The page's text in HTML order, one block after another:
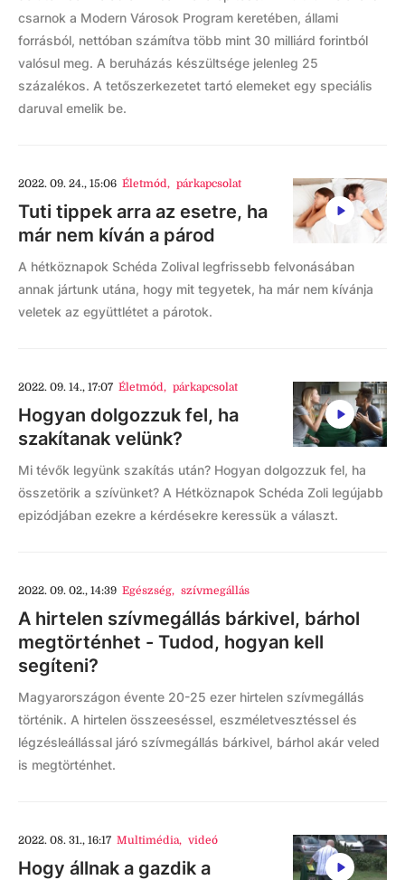
csarnok a Modern Városok Program keretében, állami
forrásból, nettóban számítva több mint 30 milliárd forintból
valósul meg. A beruházás készültsége jelenleg 25
százalékos. A tetőszerkezetet tartó elemeket egy speciális
daruval emelik be.
2022. 09. 24., 15:06 Életmód, párkapcsolat
Tuti tippek arra az esetre, ha
már nem kíván a párod
A hétköznapok Schéda Zolival legfrissebb felvonásában
annak jártunk utána, hogy mit tegyetek, ha már nem kívánja
veletek az együttlétet a párotok.
2022. 09. 14., 17:07 Életmód, párkapcsolat
Hogyan dolgozzuk fel, ha
szakítanak velünk?
Mi tévők legyünk szakítás után? Hogyan dolgozzuk fel, ha
összetörik a szívünket? A Hétköznapok Schéda Zoli legújabb
epizódjában ezekre a kérdésekre keressük a választ.
2022. 09. 02., 14:39 Egészség, szívmegállás
A hirtelen szívmegállás bárkivel, bárhol
megtörténhet - Tudod, hogyan kell
segíteni?
Magyarországon évente 20-25 ezer hirtelen szívmegállás
történik. A hirtelen összeeséssel, eszméletvesztéssel és
légzésleállással járó szívmegállás bárkivel, bárhol akár veled
is megtörténhet.
2022. 08. 31., 16:17 Multimédia, videó
Hogy állnak a gazdik a